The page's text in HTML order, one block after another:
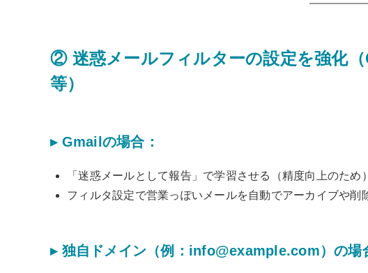
② 迷惑メールフィルターの設定を強化
等）
▸ Gmailの場合：
「迷惑メールとして報告」で学習させる（精度向上のため）
フィルタ設定で営業っぽいメールを自動でアーカイブや削
▸ 独自ドメイン（例： info@example.com）の場